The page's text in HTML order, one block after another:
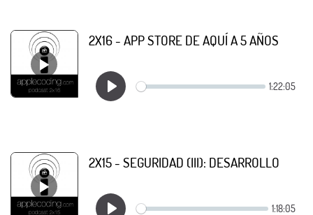
2X16 - APP STORE DE AQUÍ A 5 AÑOS
2X15 - SEGURIDAD (III): DESARROLLO